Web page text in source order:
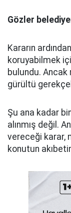
Gözler
Kararın
koruyabilmek
bulundu.
gürültü
Şu ana kadar
alınmış değil.
vereceği karar,
konutun